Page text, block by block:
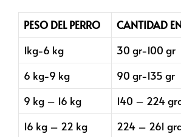
PESO DEL PERRO
CANTIDAD
1kg-6 kg
30 gr-100 gr
6 kg-9 kg
90 gr-135 gr
9 kg – 16 kg
140 – 224
16 kg – 22 kg
224 – 261